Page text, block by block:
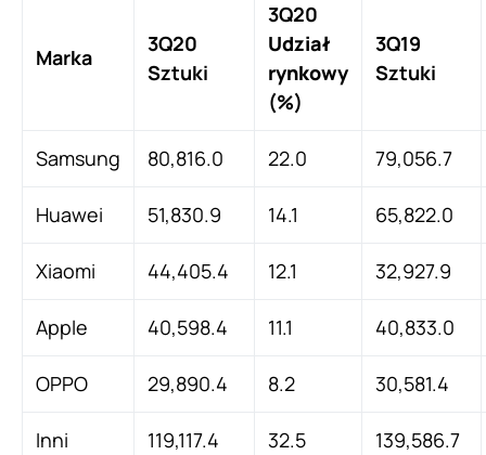
Marka
3Q20
Sztuki
3Q20
Udział
rynkowy
(%)
3Q19
Sztuki
Samsung 80,816.0 22.0 79,056.7
Huawei 51,830.9 14.1 65,822.0
Xiaomi 44,405.4 12.1 32,927.9
Apple 40,598.4 11.1 40,833.0
OPPO 29,890.4 8.2 30,581.4
Inni 119,117.4 32.5 139,586.7